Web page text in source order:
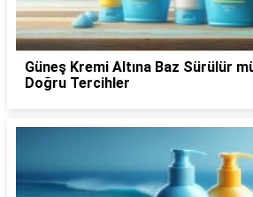
Güneş Kremi Altına Baz Sürülür
Doğru Tercihler